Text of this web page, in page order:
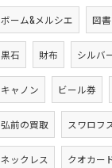
ボーム&メルシエ 図
黒石 財布 シルバ
キャノン ビール券
弘前の買取 スワロフ
ネックレス クオカー